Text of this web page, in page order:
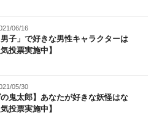
06/16
男子」で好きな男性キャラクターは
投票実施中】
05/30
の鬼太郎】あなたが好きな妖怪はな
投票実施中】